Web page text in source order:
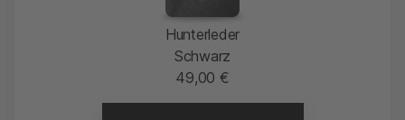
Hunterleder
Schwarz
49,00 €